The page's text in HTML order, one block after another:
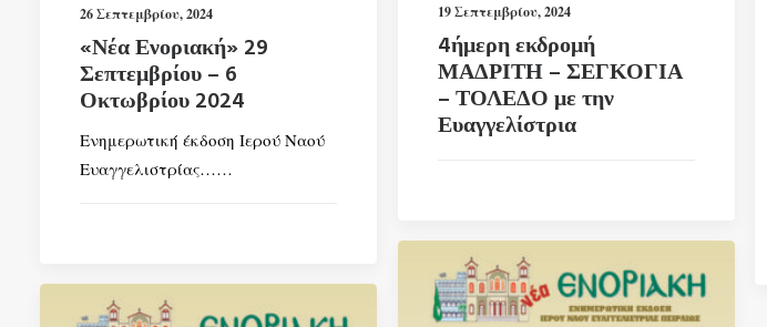
26 Σεπτεμβρίου, 2024
«Νέα Ενοριακή» 29
Σεπτεμβρίου – 6
Οκτωβρίου 2024
Ενημερωτική έκδοση Ιερού Ναού
Ευαγγελιστρίας……
19 Σεπτεμβρίου, 2024
4ήμερη εκδρομή
ΜΑΔΡΙΤΗ – ΣΕΓΚΟΓΙΑ
– ΤΟΛΕΔΟ με την
Ευαγγελίστρια